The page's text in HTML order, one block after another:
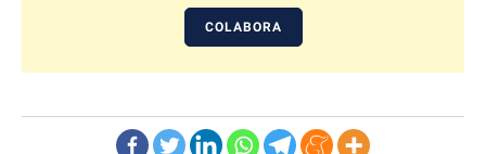
COLABORA